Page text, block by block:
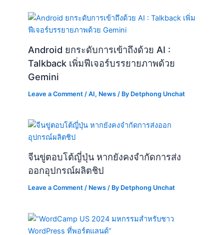
Android ยกระดับการเข้าถึงด้วย AI :
Talkback เพิ่มฟีเจอร์บรรยายภาพด้วย
Gemini
Leave a Comment /AI, News / By Detphong Unchat
จีนขู่ตอบโต้ญี่ปุ่น หากยังคงจำกัดการส่ง
ออกอุปกรณ์ผลิตชิป
Leave a Comment / News / By Detphong Unchat